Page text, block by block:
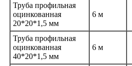
Труба профильная
оцинкованная
20*20*1,5 мм
6 м
Труба профильная
оцинкованная
40*20*1,5 мм
6 м